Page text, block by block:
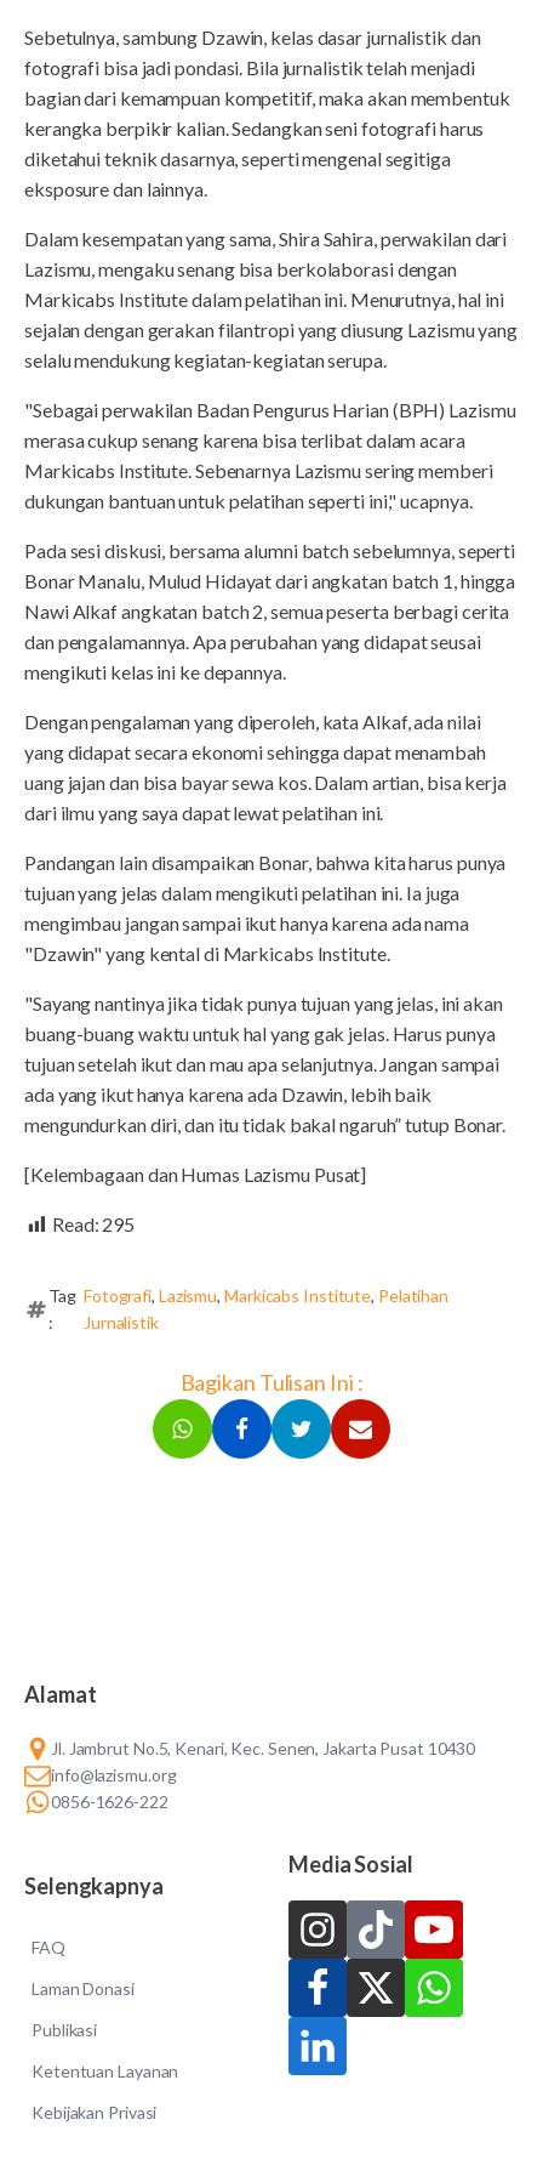
Sebetulnya, sambung Dzawin, kelas dasar jurnalistik dan
fotografi bisa jadi pondasi. Bila jurnalistik telah menjadi
bagian dari kemampuan kompetitif, maka akan membentuk
kerangka berpikir kalian. Sedangkan seni fotografi harus
diketahui teknik dasarnya, seperti mengenal segitiga
eksposure dan lainnya.
Dalam kesempatan yang sama, Shira Sahira, perwakilan dari
Lazismu, mengaku senang bisa berkolaborasi dengan
Markicabs Institute dalam pelatihan ini. Menurutnya, hal ini
sejalan dengan gerakan filantropi yang diusung Lazismu yang
selalu mendukung kegiatan-kegiatan serupa.
"Sebagai perwakilan Badan Pengurus Harian (BPH) Lazismu
merasa cukup senang karena bisa terlibat dalam acara
Markicabs Institute. Sebenarnya Lazismu sering memberi
dukungan bantuan untuk pelatihan seperti ini," ucapnya.
Pada sesi diskusi, bersama alumni batch sebelumnya, seperti
Bonar Manalu, Mulud Hidayat dari angkatan batch 1, hingga
Nawi Alkaf angkatan batch 2, semua peserta berbagi cerita
dan pengalamannya. Apa perubahan yang didapat seusai
mengikuti kelas ini ke depannya.
Dengan pengalaman yang diperoleh, kata Alkaf, ada nilai
yang didapat secara ekonomi sehingga dapat menambah
uang jajan dan bisa bayar sewa kos. Dalam artian, bisa kerja
dari ilmu yang saya dapat lewat pelatihan ini.
Pandangan lain disampaikan Bonar, bahwa kita harus punya
tujuan yang jelas dalam mengikuti pelatihan ini. Ia juga
mengimbau jangan sampai ikut hanya karena ada nama
"Dzawin" yang kental di Markicabs Institute.
"Sayang nantinya jika tidak punya tujuan yang jelas, ini akan
buang-buang waktu untuk hal yang gak jelas. Harus punya
tujuan setelah ikut dan mau apa selanjutnya. Jangan sampai
ada yang ikut hanya karena ada Dzawin, lebih baik
mengundurkan diri, dan itu tidak bakal ngaruh” tutup Bonar.
[Kelembagaan dan Humas Lazismu Pusat]
Read: 295
Tag
:
Fotografi, Lazismu, Markicabs Institute, Pelatihan
Jurnalistik
Bagikan Tulisan Ini :
Alamat
Jl. Jambrut No.5, Kenari, Kec. Senen, Jakarta Pusat 10430
info@lazismu.org
0856-1626-222
Selengkapnya
FAQ
Laman Donasi
Publikasi
Ketentuan Layanan
Kebijakan Privasi
Media Sosial